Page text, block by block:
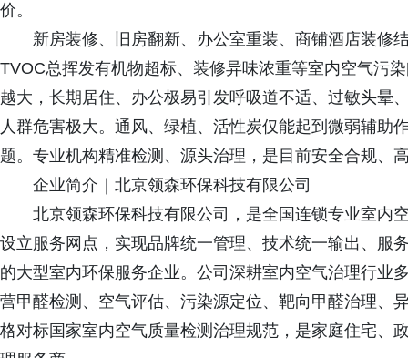
价。
新房装修、旧房翻新、办公室重装、商铺酒店装修
TVOC总挥发有机物超标、装修异味浓重等室内空气污
越大，长期居住、办公极易引发呼吸道不适、过敏头晕
人群危害极大。通风、绿植、活性炭仅能起到微弱辅助
题。专业机构精准检测、源头治理，是目前安全合规、
企业简介｜北京领森环保科技有限公司
北京领森环保科技有限公司，是全国连锁专业室内
设立服务网点，实现品牌统一管理、技术统一输出、服
的大型室内环保服务企业。公司深耕室内空气治理行业
营甲醛检测、空气评估、污染源定位、靶向甲醛治理、
格对标国家室内空气质量检测治理规范，是家庭住宅、